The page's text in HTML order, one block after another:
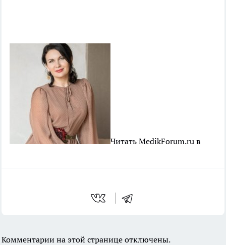
Читать MedikForum.ru в
Комментарии на этой странице отключены.